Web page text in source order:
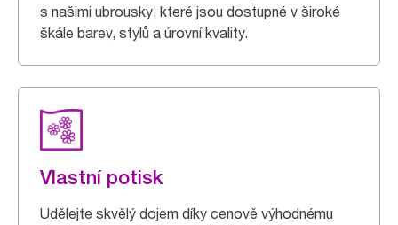
s našimi ubrousky, které jsou dostupné v široké
škále barev, stylů a úrovní kvality.
Vlastní potisk
Udělejte skvělý dojem díky cenově výhodnému